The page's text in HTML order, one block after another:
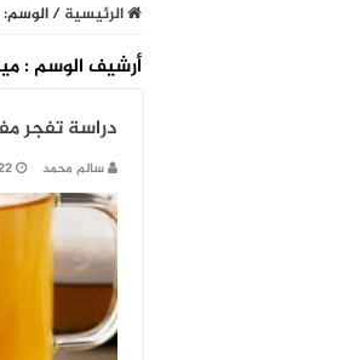
الرئيسية/الوسم:
أرشيف الوسم :
دراسة تفجر
سالم محمد